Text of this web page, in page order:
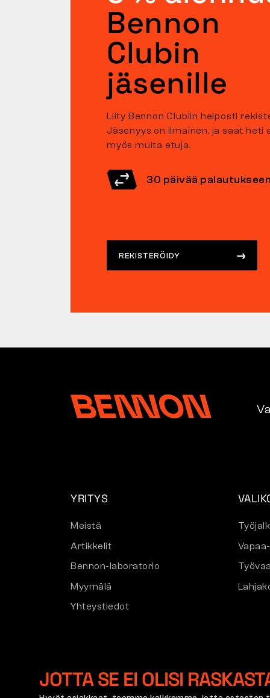
Bennon
Clubin
jäsenille
Liity Bennon Clubiin helposti
Jäsenyys on ilmainen, ja saat heti
myös muita etuja.
30 päivää palautukseen
REKISTERÖIDY
YRITYS
Meistä
Artikkelit
Bennon-laboratorio
Myymälä
Yhteystiedot
JOTTA SE EI OLISI